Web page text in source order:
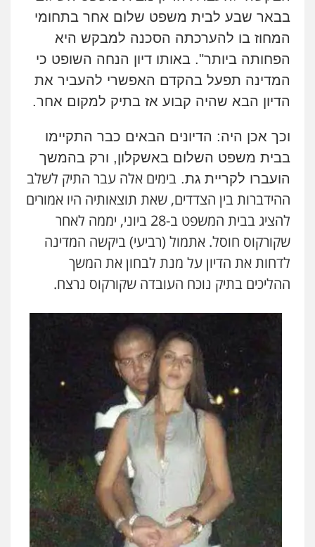
בבאר שבע לבית משפט שלום אחר בתחומי
המחוז בו להערכתה הסכנה למבקש היא
הפחותה ביותר". באותו דיון הנחה השופט כי
המדינה תפעל בהקדם האפשרי להעביר את
הדיון הבא שהיה קבוע אז בתיק למקום אחר.
וכך אכן היה: הדיונים הבאים כבר התקיימו
בבית משפט השלום באשקלון, ורק בהמשך
הועברו לקריית גת. בימים אלה עבר התיק לשלב
ההידברות בין הצדדים, שאת תוצאותיה היו אמורים
להציג בבית המשפט ב-28 ביוני, יממה לאחר
שקורקוס חוסל. אתמול (רביעי) ביקשה המדינה
לדחות את הדיון על מנת לבחון את המשך
ההליכים בתיק נוכח העובדה שקורקוס נרצח.